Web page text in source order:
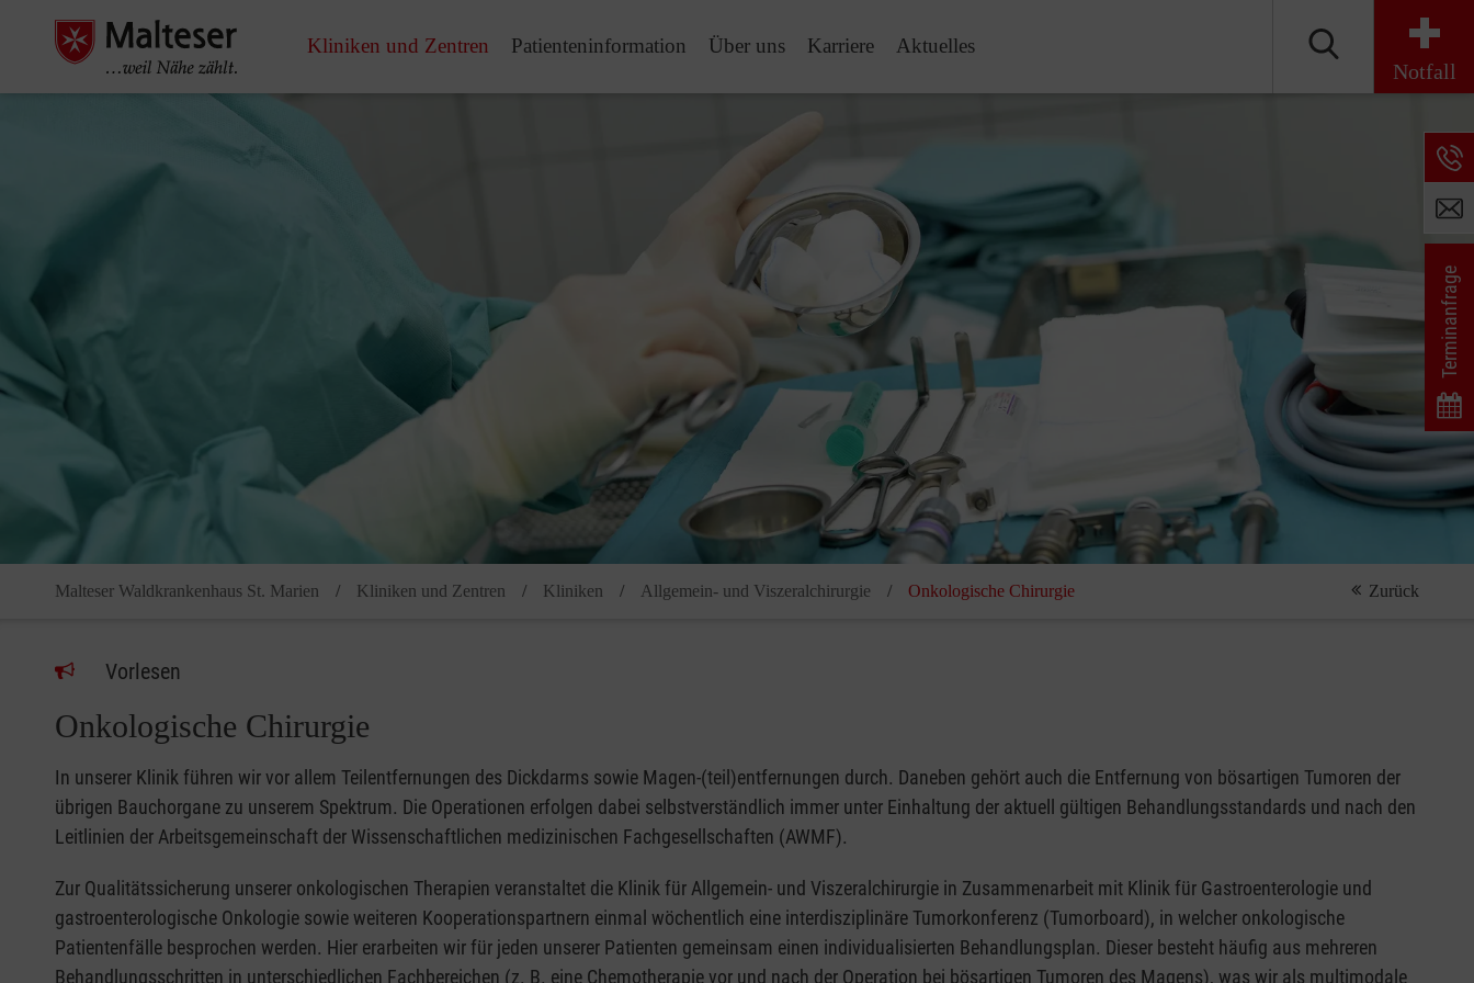
Kliniken und Zentren Patienteninformation Über uns Karriere Aktuelles
Notfall
Terminanfrage
Malteser Waldkrankenhaus St. Marien Kliniken und Zentren Kliniken Allgemein- und Viszeralchirurgie Onkologische Chirurgie Zurück
Vorlesen
Onkologische Chirurgie
In unserer Klinik führen wir vor allem Teilentfernungen des Dickdarms sowie Magen-(teil)entfernungen durch. Daneben gehört auch die Entfernung von bösartigen Tumoren der
übrigen Bauchorgane zu unserem Spektrum. Die Operationen erfolgen dabei selbstverständlich immer unter Einhaltung der aktuell gültigen Behandlungsstandards und nach den
Leitlinien der Arbeitsgemeinschaft der Wissenschaftlichen medizinischen Fachgesellschaften (AWMF).
Zur Qualitätssicherung unserer onkologischen Therapien veranstaltet die Klinik für Allgemein- und Viszeralchirurgie in Zusammenarbeit mit Klinik für Gastroenterologie und
gastroenterologische Onkologie sowie weiteren Kooperationspartnern einmal wöchentlich eine interdisziplinäre Tumorkonferenz (Tumorboard), in welcher onkologische
Patientenfälle besprochen werden. Hier erarbeiten wir für jeden unserer Patienten gemeinsam einen individualisierten Behandlungsplan. Dieser besteht häufig aus mehreren
Behandlungsschritten in unterschiedlichen Fachbereichen (z. B. eine Chemotherapie vor und nach der Operation bei bösartigen Tumoren des Magens), was wir als multimodale